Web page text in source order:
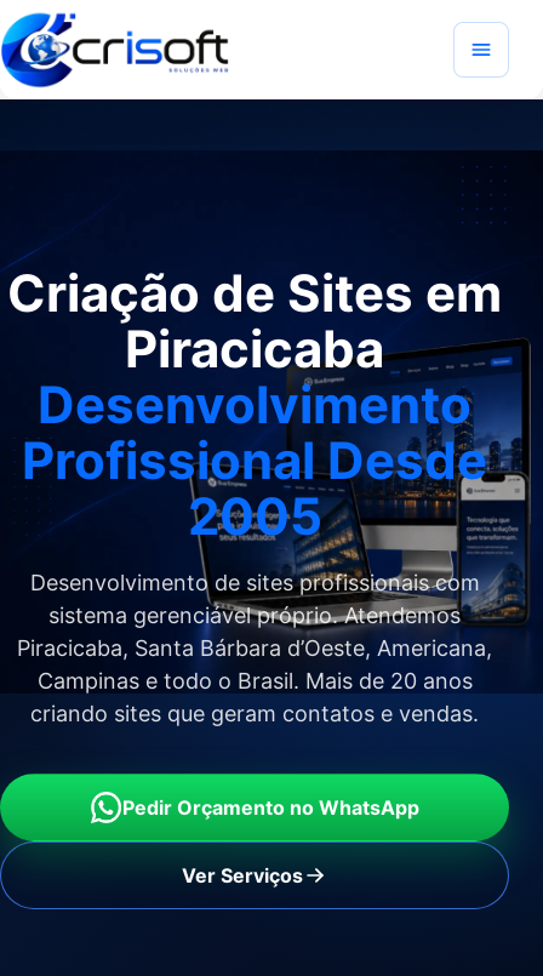
Criação de Sites em
Piracicaba
Desenvolvimento
Profissional Desde
2005
Desenvolvimento de sites profissionais com
sistema gerenciável próprio. Atendemos
Piracicaba, Santa Bárbara d’Oeste, Americana,
Campinas e todo o Brasil. Mais de 20 anos
criando sites que geram contatos e vendas.
Pedir Orçamento no WhatsApp
Ver Serviços